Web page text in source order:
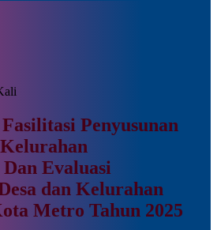
Penyusunan
Evaluasi
dan Kelurahan
Metro Tahun 2025